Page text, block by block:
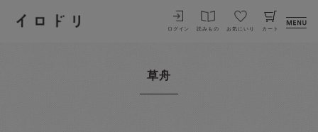
イロドリ
ログイン 読みもの お気にいり カート
草舟